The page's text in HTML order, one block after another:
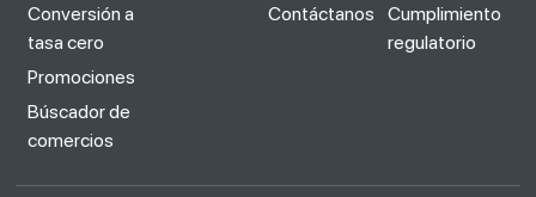
Conversión a
tasa cero
Promociones
Búscador de
comercios
Contáctanos
Cumplimiento
regulatorio